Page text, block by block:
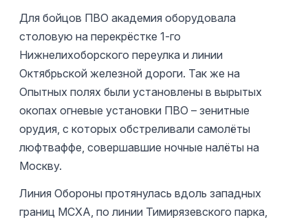
Для бойцов ПВО академия оборудовала
столовую на перекрёстке 1-го
Нижнелихоборского переулка и линии
Октябрьской железной дороги. Так же на
Опытных полях были установлены в вырытых
окопах огневые установки ПВО – зенитные
орудия, с которых обстреливали самолёты
люфтваффе, совершавшие ночные налёты на
Москву.
Линия Обороны протянулась вдоль западных
границ МСХА, по линии Тимирязевского парка,